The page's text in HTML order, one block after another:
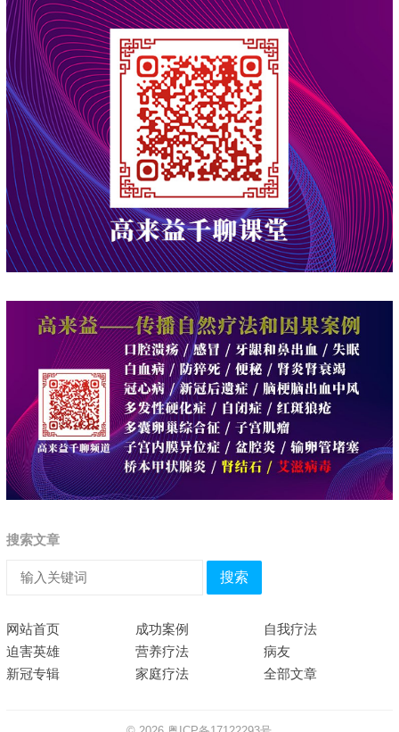
搜索文章
搜索
网站首页 成功案例
自我疗法
迫害英雄
营养疗法
病友
新冠专辑
家庭疗法 全部文章